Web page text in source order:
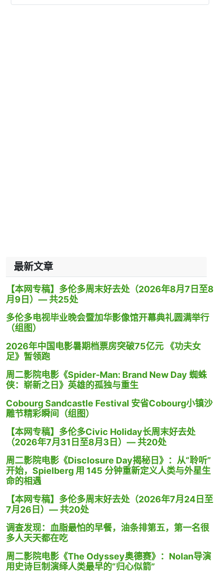
最新文章
【本网专稿】多伦多周末好去处（2026年8月7日至8
月9日）— 共25处
多伦多电视毕业晚会暨加华影像馆开幕典礼圆满举行
（组图）
2026年中国电影暑期档票房突破75亿元 《功夫女
足》暂领跑
周二影院电影《Spider-Man: Brand New Day 蜘蛛
侠：崭新之日》英雄的孤独与重生
Cobourg Sandcastle Festival 安省Cobourg小镇沙
雕节精彩瞬间（组图）
【本网专稿】多伦多Civic Holiday长周末好去处
（2026年7月31日至8月3日）— 共20处
周二影院电影《Disclosure Day揭秘日》：从“聆听”
开始，Spielberg 用 145 分钟重新定义人类与外星生
命的相遇
【本网专稿】多伦多周末好去处（2026年7月24日至
7月26日）— 共20处
调查发现：血脂最怕的早餐，油条排第五，第一名很
多人天天都在吃
周二影院电影《The Odyssey奥德赛》：Nolan导演
用史诗巨制演绎人类最早的“归心似箭”